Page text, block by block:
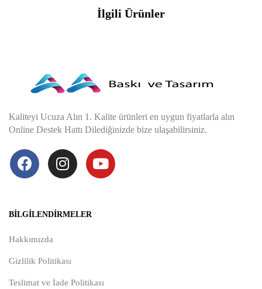
İlgili Ürünler
Kaliteyi Ucuza Alın 1. Kalite ürünleri en uygun fiyatlarla alın
Online Destek Hattı Dilediğinizde bize ulaşabilirsiniz.
BILGILENDIRMELER
Hakkımızda
Gizlilik Politikası
Teslimat ve İade Politikası